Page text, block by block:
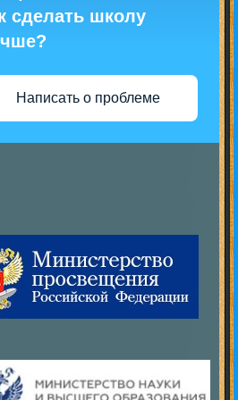
сделать школу
Написать о проблеме